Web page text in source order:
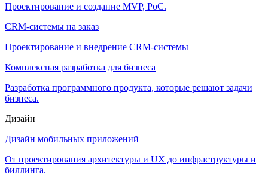
Проектирование и создание MVP, PoC.
CRM-системы на заказ
Проектирование и внедрение CRM-системы
Комплексная разработка для бизнеса
Разработка программного продукта, которые решают задачи
бизнеса.
Дизайн
Дизайн мобильных приложений
От проектирования архитектуры и UX до инфраструктуры и
биллинга.